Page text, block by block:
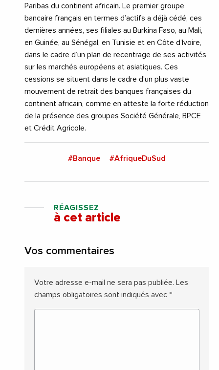
Paribas du continent africain. Le premier groupe
bancaire français en termes d’actifs a déjà cédé, ces
dernières années, ses filiales au Burkina Faso, au Mali,
en Guinée, au Sénégal, en Tunisie et en Côte d’Ivoire,
dans le cadre d’un plan de recentrage de ses activités
sur les marchés européens et asiatiques. Ces
cessions se situent dans le cadre d’un plus vaste
mouvement de retrait des banques françaises du
continent africain, comme en atteste la forte réduction
de la présence des groupes Société Générale, BPCE
et Crédit Agricole.
#Banque #AfriqueDuSud
RÉAGISSEZ
à cet article
Vos commentaires
Votre adresse e-mail ne sera pas publiée. Les
champs obligatoires sont indiqués avec *